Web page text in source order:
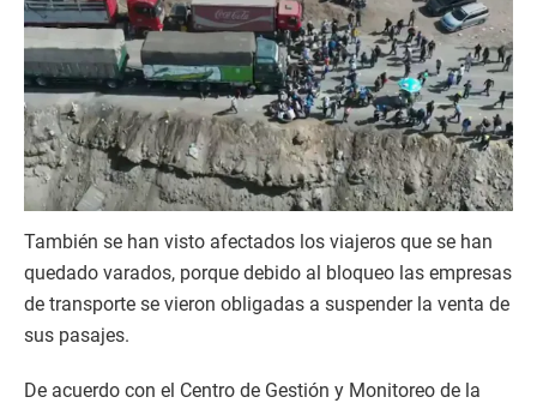
También se han visto afectados los viajeros que se han
quedado varados, porque debido al bloqueo las empresas
de transporte se vieron obligadas a suspender la venta de
sus pasajes.
De acuerdo con el Centro de Gestión y Monitoreo de la